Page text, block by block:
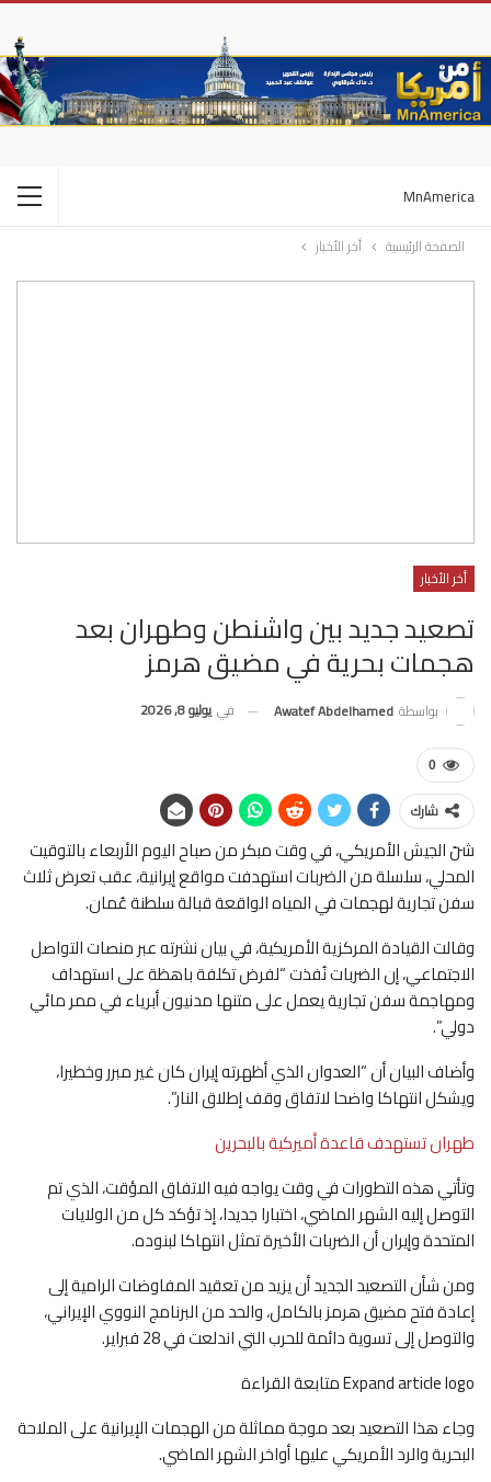
MnAmerica
الصفحة الرئيسية أخر الأخبار
أخر الأخبار
تصعيد جديد بين واشنطن وطهران بعد
هجمات بحرية في مضيق هرمز
بواسطة Awatef Abdelhamed في يوليو 8, 2026
0
شارك
شنّ الجيش الأمريكي، في وقت مبكر من صباح اليوم الأربعاء بالتوقيت
المحلي، سلسلة من الضربات استهدفت مواقع إيرانية، عقب تعرض ثلاث
سفن تجارية لهجمات في المياه الواقعة قبالة سلطنة عُمان.
وقالت القيادة المركزية الأمريكية، في بيان نشرته عبر منصات التواصل
الاجتماعي، إن الضربات نُفذت “لفرض تكلفة باهظة على استهداف
ومهاجمة سفن تجارية يعمل على متنها مدنيون أبرياء في ممر مائي
دولي”.
وأضاف البيان أن “العدوان الذي أظهرته إيران كان غير مبرر وخطيرا،
ويشكل انتهاكا واضحا لاتفاق وقف إطلاق النار”.
طهران تستهدف قاعدة أميركية بالبحرين
وتأتي هذه التطورات في وقت يواجه فيه الاتفاق المؤقت، الذي تم
التوصل إليه الشهر الماضي، اختبارا جديدا، إذ تؤكد كل من الولايات
المتحدة وإيران أن الضربات الأخيرة تمثل انتهاكا لبنوده.
ومن شأن التصعيد الجديد أن يزيد من تعقيد المفاوضات الرامية إلى
إعادة فتح مضيق هرمز بالكامل، والحد من البرنامج النووي الإيراني،
والتوصل إلى تسوية دائمة للحرب التي اندلعت في 28 فبراير.
Expand article logo متابعة القراءة
وجاء هذا التصعيد بعد موجة مماثلة من الهجمات الإيرانية على الملاحة
البحرية والرد الأمريكي عليها أواخر الشهر الماضي.